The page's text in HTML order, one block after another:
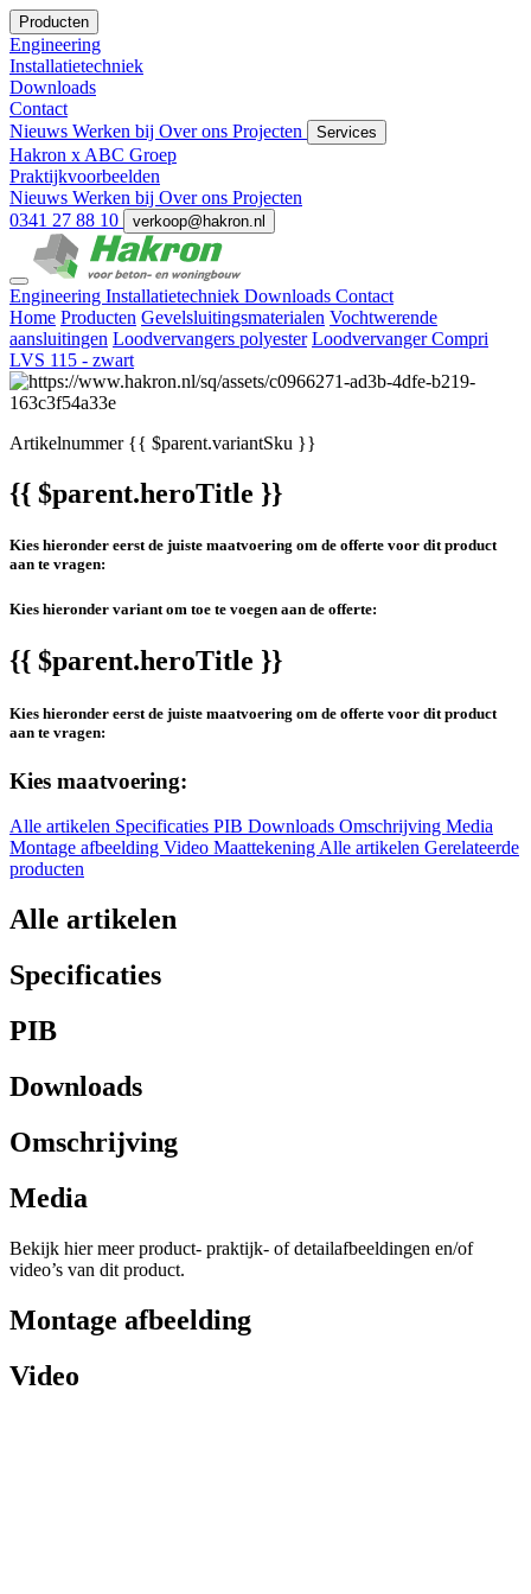
Producten
Engineering
Installatietechniek
Downloads
Contact
Nieuws Werken bij Over ons Projecten Services
Hakron x ABC Groep
Praktijkvoorbeelden
Nieuws Werken bij Over ons Projecten
0341 27 88 10
verkoop@hakron.nl
Engineering Installatietechniek Downloads Contact
Home Producten Gevelsluitingsmaterialen Vochtwerende
aansluitingen Loodvervangers polyester Loodvervanger Compri
LVS 115 - zwart
Artikelnummer{{ $parent.variantSku }}
{{ $parent.heroTitle }}
Kies hieronder eerst de juiste maatvoering om de offerte voor dit product
aan te vragen:
Kies hieronder variant om toe te voegen aan de offerte:
{{ $parent.heroTitle }}
Kies hieronder eerst de juiste maatvoering om de offerte voor dit product
aan te vragen:
Kies maatvoering:
Alle artikelen Specificaties PIB Downloads Omschrijving Media
Montage afbeelding Video MaattekeningAlle artikelen Gerelateerde
producten
Alle artikelen
Specificaties
PIB
Downloads
Omschrijving
Media
Bekijk hier meer product- praktijk- of detailafbeeldingen en/of
video’s van dit product.
Montage afbeelding
Video